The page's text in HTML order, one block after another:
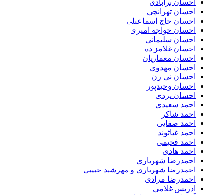
احسان برآبادی
احسان تهرانچی
احسان حاج اسماعیلی
احسان خواجه امیری
احسان سلیمانی
احسان غلامزاده
احسان معماریان
احسان مهدوی
احسان نی زن
احسان وحیدپور
احسان یزدی
احمد سعیدی
احمد شاکر
احمد صفایی
احمد غیاثوند
احمد فخیمی
احمد هادی
احمدرضا شهریاری
احمدرضا شهریاری و مهرشید حبیبی
احمدرضا مرادی
ادریس غلامی